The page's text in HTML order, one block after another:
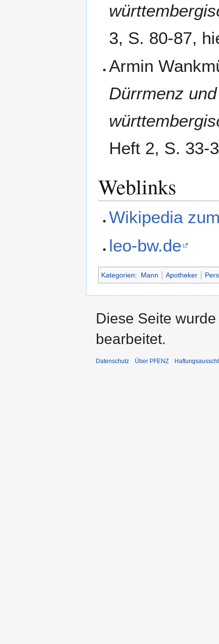
3, S. 80-87,
Armin
Dürrmenz
Heft 2, S. 33-
Weblinks
Wikipedia
leo-bw.de
Kategorien: Mann Apotheker
Diese Seite
bearbeitet.
Datenschutz Über PFENZ